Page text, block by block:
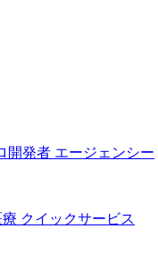
開発者 エージェンシー
療 クイックサービス